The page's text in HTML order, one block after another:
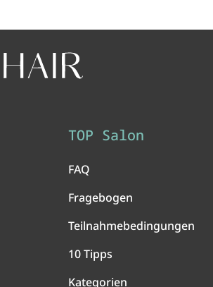
TOP Salon
FAQ
Fragebogen
Teilnahmebedingungen
10 Tipps
Kategorien